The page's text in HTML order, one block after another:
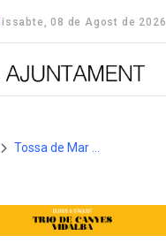
08 de Agost de 2026